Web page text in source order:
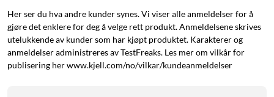
Her ser du hva andre kunder synes. Vi viser alle anmeldelser for å
gjøre det enklere for deg å velge rett produkt. Anmeldelsene skrives
utelukkende av kunder som har kjøpt produktet. Karakterer og
anmeldelser administreres av TestFreaks. Les mer om vilkår for
publisering her www.kjell.com/no/vilkar/kundeanmeldelser